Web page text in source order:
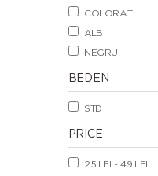
COLORAT
ALB
NEGRU
BEDEN
STD
PRICE
25 LEI - 49 LEI